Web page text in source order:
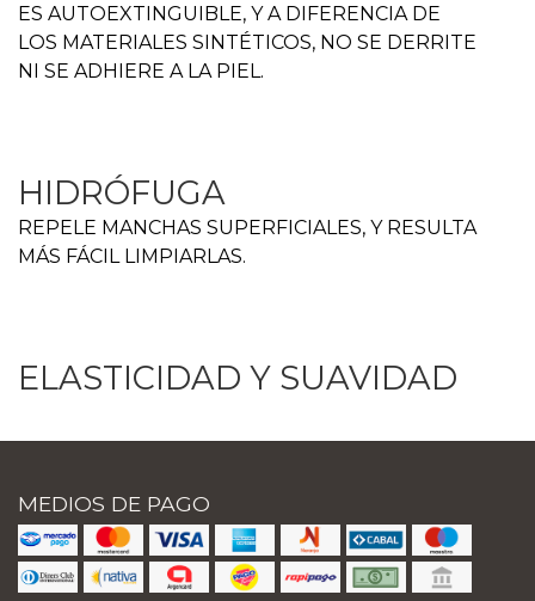
ES AUTOEXTINGUIBLE, Y A DIFERENCIA DE
LOS MATERIALES SINTÉTICOS, NO SE DERRITE
NI SE ADHIERE A LA PIEL.
HIDRÓFUGA
REPELE MANCHAS SUPERFICIALES, Y RESULTA
MÁS FÁCIL LIMPIARLAS.
ELASTICIDAD Y SUAVIDAD
MEDIOS DE PAGO